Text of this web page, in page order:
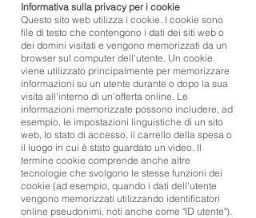
Informativa sulla privacy per i cookie
Questo sito web utilizza i cookie. I cookie sono
file di testo che contengono i dati dei siti web o
dei domini visitati e vengono memorizzati da un
browser sul computer dell'utente. Un cookie
viene utilizzato principalmente per memorizzare
informazioni su un utente durante o dopo la sua
visita all'interno di un'offerta online. Le
informazioni memorizzate possono includere, ad
esempio, le impostazioni linguistiche di un sito
web, lo stato di accesso, il carrello della spesa o
il luogo in cui è stato guardato un video. Il
termine cookie comprende anche altre
tecnologie che svolgono le stesse funzioni dei
cookie (ad esempio, quando i dati dell'utente
vengono memorizzati utilizzando identificatori
online pseudonimi, noti anche come "ID utente").